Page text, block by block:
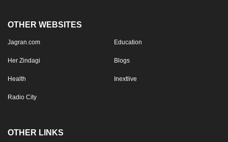
OTHER WEBSITES
Jagran.com Education
Her Zindagi Blogs
Health Inextlive
Radio City
OTHER LINKS